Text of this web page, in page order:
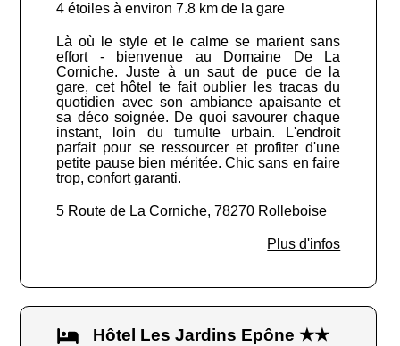
4 étoiles à environ 7.8 km de la gare
Là où le style et le calme se marient sans
effort - bienvenue au Domaine De La
Corniche. Juste à un saut de puce de la
gare, cet hôtel te fait oublier les tracas du
quotidien avec son ambiance apaisante et
sa déco soignée. De quoi savourer chaque
instant, loin du tumulte urbain. L'endroit
parfait pour se ressourcer et profiter d'une
petite pause bien méritée. Chic sans en faire
trop, confort garanti.
5 Route de La Corniche, 78270 Rolleboise
Plus d'infos
Hôtel Les Jardins Epône ★★